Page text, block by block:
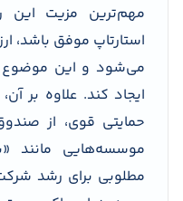
مهم‌ترین مزیت
استارتاپ موفق باشد،
می‌شود و این موضوع
ایجاد کند. علاوه بر
حمایتی قوی، از
موسسه‌هایی مانند
مطلوبی برای رشد